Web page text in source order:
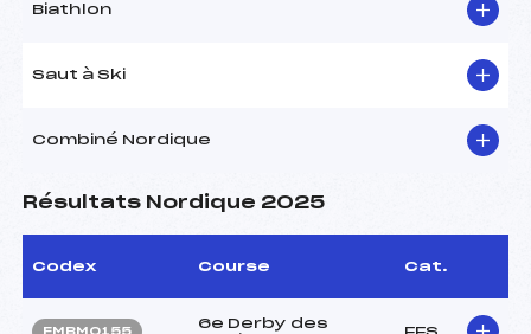
Biathlon
Saut à Ski
Combiné Nordique
Résultats Nordique 2025
Codex Course Cat.
FMBM0155
6e Derby des
FFS